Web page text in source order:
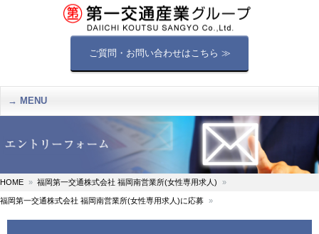
ご質問・お問い合わせはこちら ≫
MENU
HOME 福岡第一交通株式会社 福岡南営業所(女性専用求人)
福岡第一交通株式会社 福岡南営業所(女性専用求人)に応募